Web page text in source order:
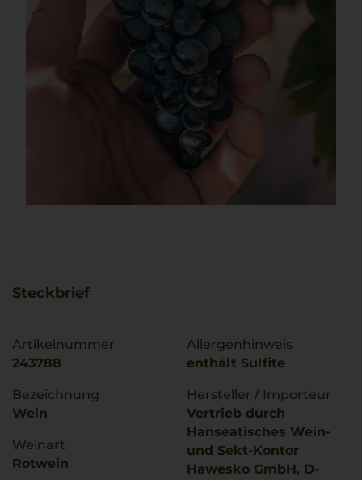
Steckbrief
Artikelnummer
243788
Bezeichnung
Wein
Weinart
Rotwein
Allergenhinweis
enthält Sulfite
Hersteller / Importeur
Vertrieb durch
Hanseatisches Wein-
und Sekt-Kontor
Hawesko GmbH, D-